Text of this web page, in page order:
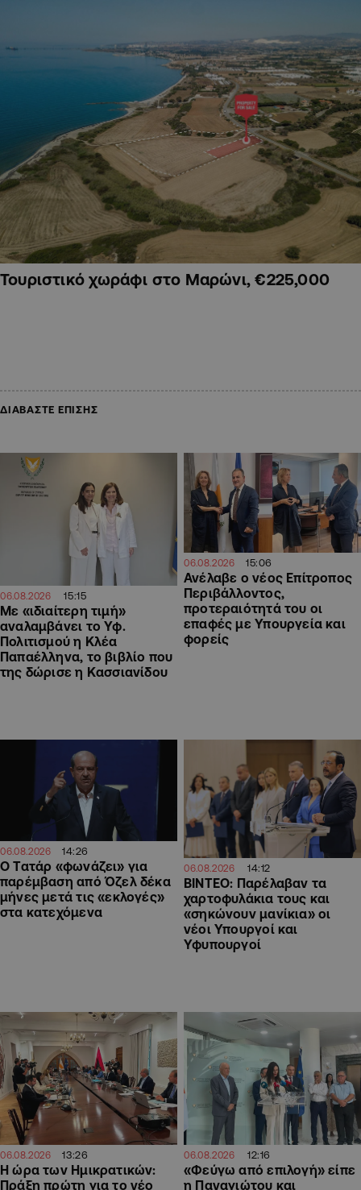
Τουριστικό χωράφι στο Μαρώνι, €225,000
ΔΙΑΒΑΣΤΕ ΕΠΙΣΗΣ
06.08.2026 15:15
Με «ιδιαίτερη τιμή»
αναλαμβάνει το Υφ.
Πολιτισμού η Κλέα
Παπαέλληνα, το βιβλίο που
της δώρισε η Κασσιανίδου
06.08.2026 15:06
Ανέλαβε ο νέος Επίτροπος
Περιβάλλοντος,
προτεραιότητά του οι
επαφές με Υπουργεία και
φορείς
06.08.2026 14:26
Ο Τατάρ «φωνάζει» για
παρέμβαση από Όζελ δέκα
μήνες μετά τις «εκλογές»
στα κατεχόμενα
06.08.2026 14:12
ΒΙΝΤΕΟ: Παρέλαβαν τα
χαρτοφυλάκια τους και
«σηκώνουν μανίκια» οι
νέοι Υπουργοί και
Υφυπουργοί
06.08.2026 13:26
Η ώρα των Ημικρατικών:
Πράξη πρώτη για το νέο
06.08.2026 12:16
«Φεύγω από επιλογή» είπε
η Παναγιώτου και